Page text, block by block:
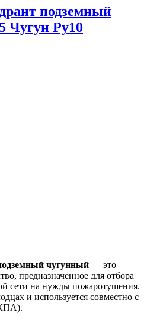
подземный
Чугун Ру10
чугунный — это
предназначенное для отбора
сети на нужды пожаротушения.
и используется совместно с